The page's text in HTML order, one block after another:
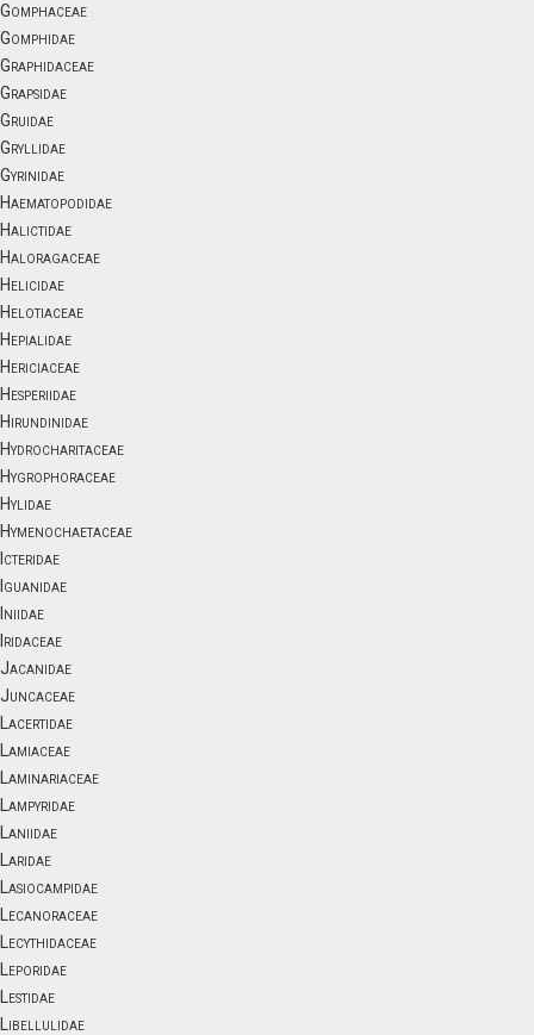
Gomphaceae
Gomphidae
Graphidaceae
Grapsidae
Gruidae
Gryllidae
Gyrinidae
Haematopodidae
Halictidae
Haloragaceae
Helicidae
Helotiaceae
Hepialidae
Hericiaceae
Hesperiidae
Hirundinidae
Hydrocharitaceae
Hygrophoraceae
Hylidae
Hymenochaetaceae
Icteridae
Iguanidae
Iniidae
Iridaceae
Jacanidae
Juncaceae
Lacertidae
Lamiaceae
Laminariaceae
Lampyridae
Laniidae
Laridae
Lasiocampidae
Lecanoraceae
Lecythidaceae
Leporidae
Lestidae
Libellulidae